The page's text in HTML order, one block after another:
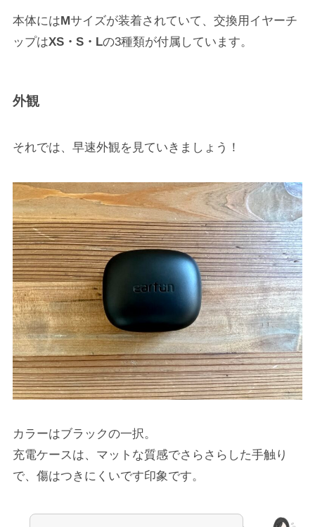
本体には Mサイズが装着されていて、交換用イヤーチ
ップはXS・S・Lの3種類が付属しています。
外観
それでは、早速外観を見ていきましょう！
カラーはブラックの一択。
充電ケースは、マットな質感でさらさらした手触り
で、傷はつきにくいです印象です。